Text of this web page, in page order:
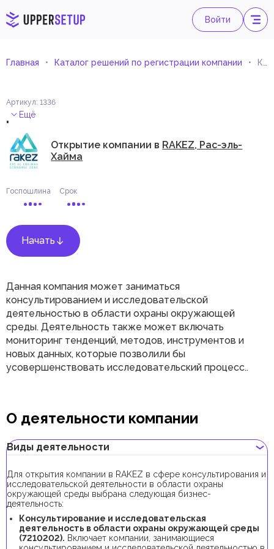
Войти
Главная Каталог решений по регистрации компании Консультирование и исследовательская деятельность в области охраны окружающей среды
Артикул: 1336
. Ещё
Открытие компании в RAKEZ, Рас-эль-
Хайма
Госпошлина Срок
Начать
Данная компания может заниматься
консультированием и исследовательской
деятельностью в области охраны окружающей
среды. Деятельность также может включать
мониторинг тенденций, методов, инструментов и
новых данных, которые позволили бы
усовершенствовать исследовательский процесс..
О деятельности компании
Виды деятельности
Для открытия компании в RAKEZ в сфере консультирования и
исследовательской деятельности в области охраны
окружающей среды выбрана следующая бизнес-
деятельность:
Консультирование и исследовательская
деятельность в области охраны окружающей среды
(7210202). Включает компании, занимающиеся